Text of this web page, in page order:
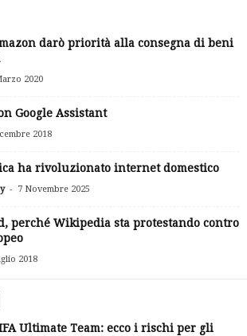
darò priorità alla consegna di beni
2020
Google Assistant
2018
ha rivoluzionato internet domestico
- 7 Novembre 2025
perché Wikipedia sta protestando contro
2018
Ultimate Team: ecco i rischi per gli